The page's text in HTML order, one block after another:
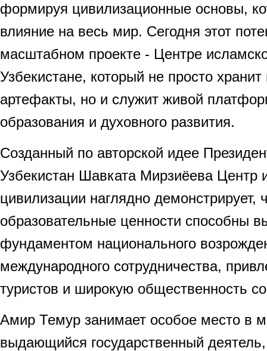
формируя цивилизационные основы,
влияние на весь мир. Сегодня этот
масштабном проекте - Центре
Узбекистане, который не просто хранит
артефакты, но и служит живой
образования и духовного развития.
Созданный по авторской идее
Узбекистан Шавката Мирзиёева Центр
цивилизации наглядно демонстрирует,
образовательные ценности способны
фундаментом национального
международного сотрудничества,
туристов и широкую общественность
Амир Темур занимает особое место в
выдающийся государственный